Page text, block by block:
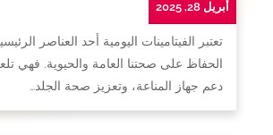
أبريل 28, 2025
تعتبر الفيتامينات اليومية أحد العناصر
الحفاظ على صحتنا العامة والحيوية. فهي
دعم جهاز المناعة، وتعزيز صحة الجلد…